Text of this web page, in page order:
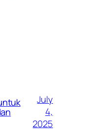
July
4,
2025